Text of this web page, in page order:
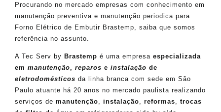
Procurando no mercado empresas com conhecimento em
manutenção preventiva e manutenção periodica para
Forno Elétrico de Embutir Brastemp, saiba que somos
referência no assunto.
A Tec Serv by Brastemp é uma empresa especializada
em manutenção, reparos e instalação de
eletrodomésticos da linha branca com sede em São
Paulo atuante há 20 anos no mercado paulista realizando
serviços de manutenção instalação reformas
trocas